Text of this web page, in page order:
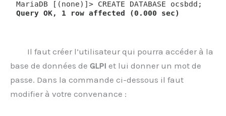
Il faut créer l’utilisateur qui pourra accéder à la
base de données de GLPI et lui donner un mot de
passe. Dans la commande ci-dessous il faut
modifier à votre convenance :